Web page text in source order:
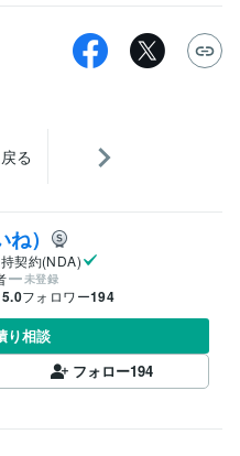
る
）
契約(NDA)
未登録
5.0フォロワー194
り相談
フォロー194